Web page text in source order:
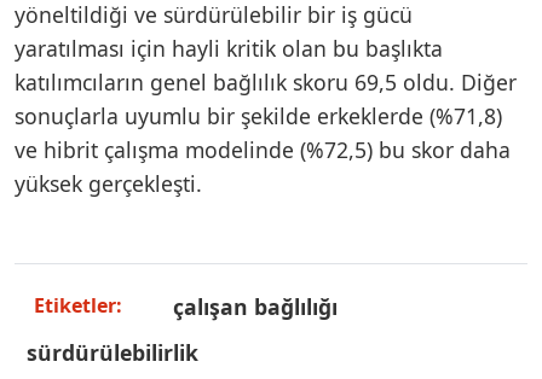
yöneltildiği ve sürdürülebilir bir iş gücü
yaratılması için hayli kritik olan bu başlıkta
katılımcıların genel bağlılık skoru 69,5 oldu. Diğer
sonuçlarla uyumlu bir şekilde erkeklerde (%71,8)
ve hibrit çalışma modelinde (%72,5) bu skor daha
yüksek gerçekleşti.
Etiketler:
çalışan bağlılığı
sürdürülebilirlik